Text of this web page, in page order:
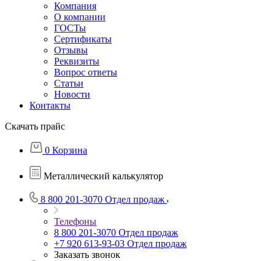
Компания
О компании
ГОСТы
Сертификаты
Отзывы
Реквизиты
Вопрос ответы
Статьи
Новости
Контакты
Скачать прайс
0 Корзина
Металлический калькулятор
8 800 201-3070 Отдел продаж
Телефоны
8 800 201-3070 Отдел продаж
+7 920 613-93-03 Отдел продаж
Заказать звонок